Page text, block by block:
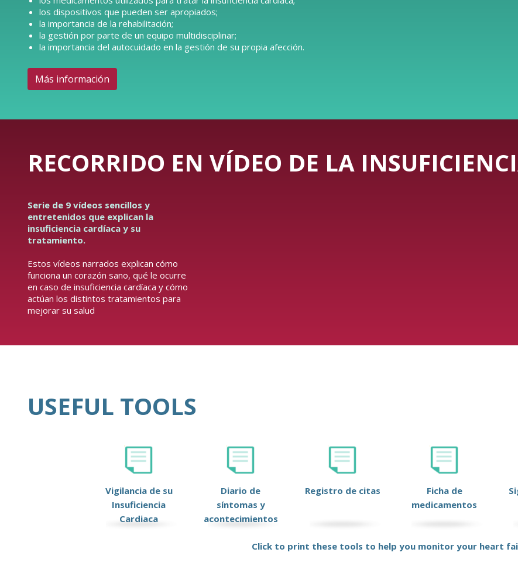
los dispositivos que pueden ser apropiados;
la importancia de la rehabilitación;
la gestión por parte de un equipo multidisciplinar;
la importancia del autocuidado en la gestión de su propia afección.
Más información
RECORRIDO EN VÍDEO DE LA
Serie de 9 vídeos sencillos y
entretenidos que explican la
insuficiencia cardíaca y su
tratamiento.
Estos vídeos narrados explican cómo
funciona un corazón sano, qué le ocurre
en caso de insuficiencia cardíaca y cómo
actúan los distintos tratamientos para
mejorar su salud
USEFUL TOOLS
Vigilancia de su
Insuficiencia
Cardiaca
Diario de
síntomas y
acontecimientos
Registro de citas
Ficha de
medicamentos
Click to print these tools to help you monitor your heart